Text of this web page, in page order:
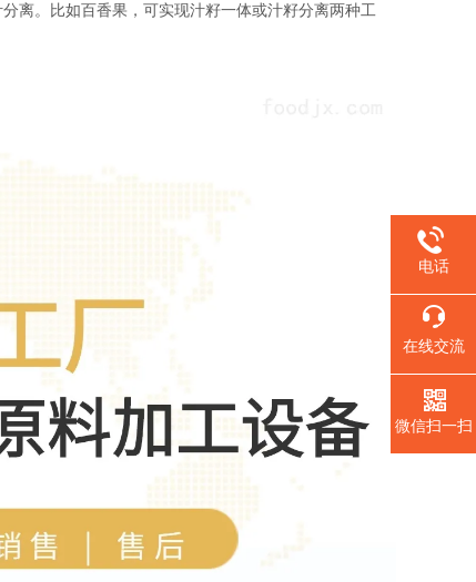
。比如百香果，可实现汁籽一体或汁籽分离两种工
电话
在线交流
微信扫一扫